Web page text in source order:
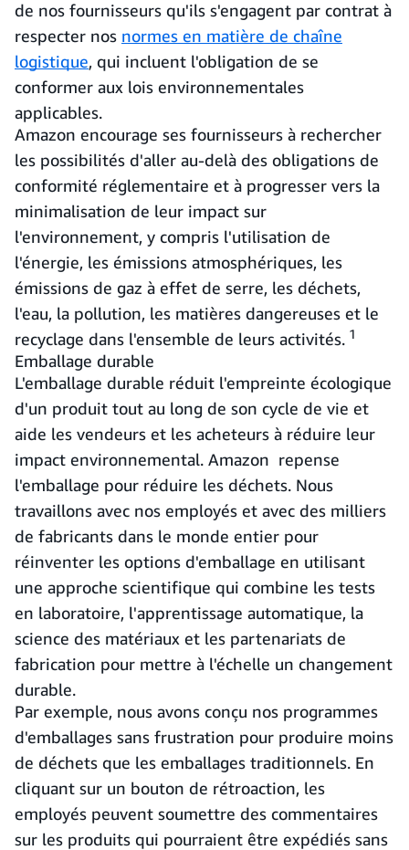
de nos fournisseurs qu'ils s'engagent par contrat à
respecter nos normes en matière de chaîne
logistique, qui incluent l'obligation de se
conformer aux lois environnementales
applicables.
Amazon encourage ses fournisseurs à rechercher
les possibilités d'aller au-delà des obligations de
conformité réglementaire et à progresser vers la
minimalisation de leur impact sur
l'environnement, y compris l'utilisation de
l'énergie, les émissions atmosphériques, les
émissions de gaz à effet de serre, les déchets,
l'eau, la pollution, les matières dangereuses et le
recyclage dans l'ensemble de leurs activités. 1
Emballage durable
L'emballage durable réduit l'empreinte écologique
d'un produit tout au long de son cycle de vie et
aide les vendeurs et les acheteurs à réduire leur
impact environnemental. Amazon repense
l'emballage pour réduire les déchets. Nous
travaillons avec nos employés et avec des milliers
de fabricants dans le monde entier pour
réinventer les options d'emballage en utilisant
une approche scientifique qui combine les tests
en laboratoire, l'apprentissage automatique, la
science des matériaux et les partenariats de
fabrication pour mettre à l'échelle un changement
durable.
Par exemple, nous avons conçu nos programmes
d'emballages sans frustration pour produire moins
de déchets que les emballages traditionnels. En
cliquant sur un bouton de rétroaction, les
employés peuvent soumettre des commentaires
sur les produits qui pourraient être expédiés sans